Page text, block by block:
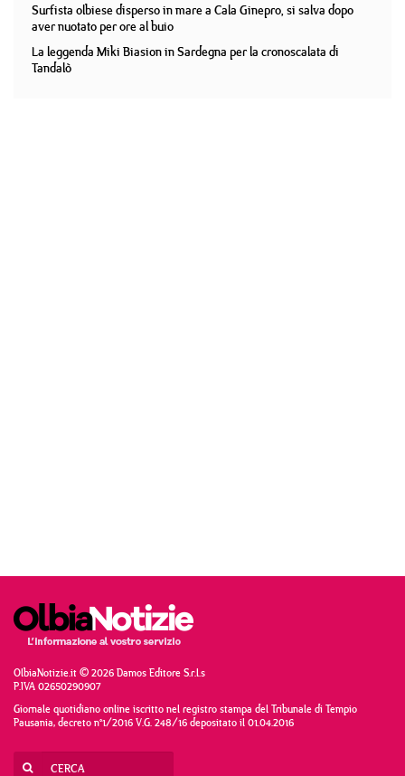
Surfista olbiese disperso in mare a Cala Ginepro, si salva dopo
aver nuotato per ore al buio
La leggenda Miki Biasion in Sardegna per la cronoscalata di
Tandalò
OlbiaNotizie.it © 2026 Damos Editore S.r.l.s
P.IVA 02650290907
Giornale quotidiano online iscritto nel registro stampa del Tribunale di Tempio
Pausania, decreto n°1/2016 V.G. 248/16 depositato il 01.04.2016